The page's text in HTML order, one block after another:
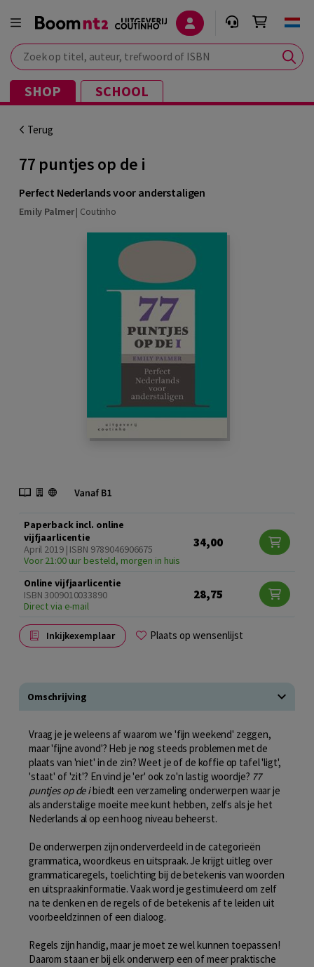
Zoek op titel, auteur, trefwoord of ISBN
SHOP SCHOOL
Terug
77 puntjes op de i
Perfect Nederlands voor anderstaligen
Emily Palmer| Coutinho
Paperback incl. online
vijfjaarlicentie
April 2019 | ISBN 9789046906675
Voor 21:00 uur besteld, morgen in huis
34,00
Online vijfjaarlicentie
ISBN 3009010033890
Direct via e-mail
28,75
Inkijkexemplaar Plaats op wensenlijst
Omschrijving
Vraag je je weleens af waarom we 'fijn weekend' zeggen,
maar 'fijne avond'? Heb je nog steeds problemen met de
plaats van 'niet' in de zin? Weet je of de koffie op tafel 'ligt',
'staat' of 'zit'? En vind je 'er' ook zo'n lastig woordje? 77
puntjes op de ibiedt een verzameling onderwerpen waar je
als anderstalige moeite mee kunt hebben, zelfs als je het
Nederlands al op een hoog niveau beheerst.
De onderwerpen zijn onderverdeeld in de categorieën
grammatica, woordkeus en uitspraak. Je krijgt uitleg over
grammaticaregels, toelichting bij de betekenis van woorden
en uitspraakinformatie. Vaak word je gestimuleerd om zelf
na te denken en de regels of de betekenis af te leiden uit
voorbeeldzinnen of een dialoog.
Regels zijn handig, maar je moet ze wel kunnen toepassen!
Daarom staan er bij elk onderwerp een of meer praktische